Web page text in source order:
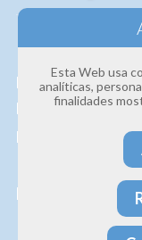
Estamos
productos y
hagamos un
hacemos sin
Profesionalidad ·
Esta Web usa
analíticas,
finalidades